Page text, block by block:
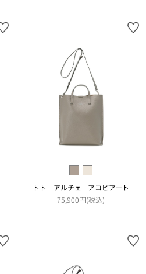
トト アルチェ アコピアート
75,900円(税込)